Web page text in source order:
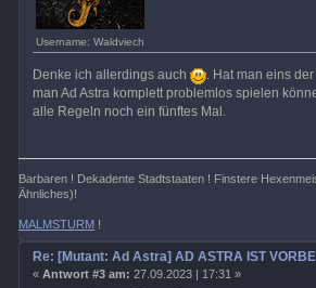
Username: Waldviech
Denke ich allerdings auch
. Hat man eins der
man Ad Astra komplett problemlos spielen
alle Regeln noch ein fünftes Mal.
Barbaren ! Dekadente Stadtstaaten ! Finstere
Ähnliches)!
MALMSTURM !
Re: [Mutant: Ad Astra] AD ASTRA IST
« Antwort #3 am: 27.09.2023 | 17:31 »